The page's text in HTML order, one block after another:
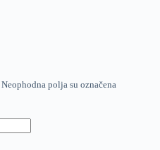
Neophodna polja su označena